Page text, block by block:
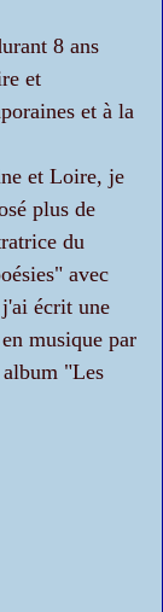
8 ans
et
et à la
et Loire, je
plus de
du
avec
écrit une
musique par
"Les